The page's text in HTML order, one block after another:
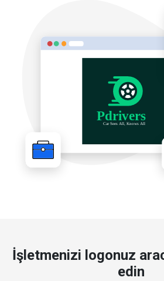
İşletmenizi logonuz
edin